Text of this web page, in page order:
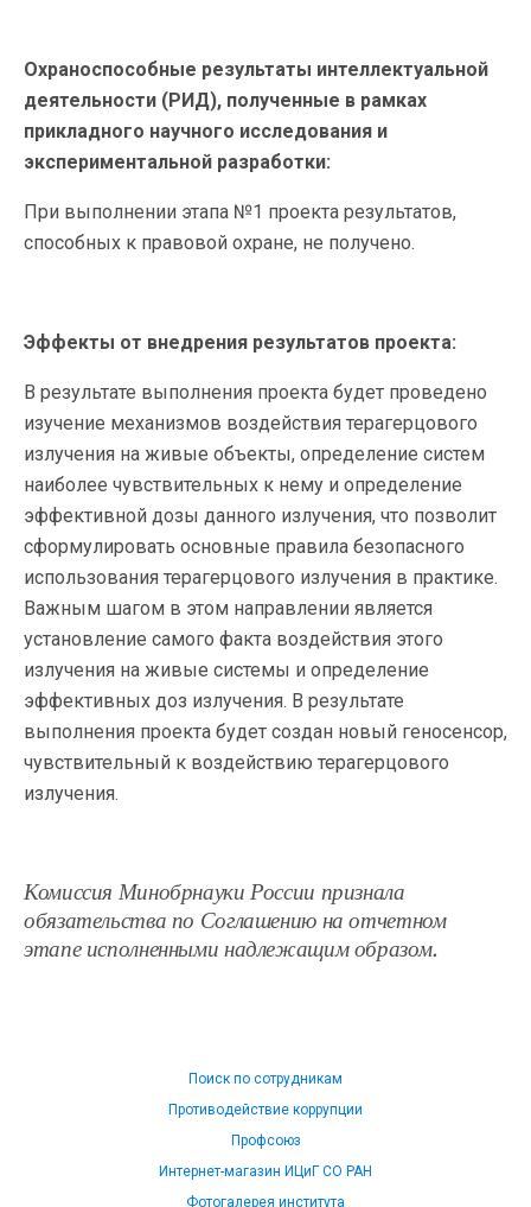
Охраноспособные результаты интеллектуальной
деятельности (РИД), полученные в рамках
прикладного научного исследования и
экспериментальной разработки:
При выполнении этапа №1 проекта результатов,
способных к правовой охране, не получено.
Эффекты от внедрения результатов проекта:
В результате выполнения проекта будет проведено
изучение механизмов воздействия терагерцового
излучения на живые объекты, определение систем
наиболее чувствительных к нему и определение
эффективной дозы данного излучения, что позволит
сформулировать основные правила безопасного
использования терагерцового излучения в практике.
Важным шагом в этом направлении является
установление самого факта воздействия этого
излучения на живые системы и определение
эффективных доз излучения. В результате
выполнения проекта будет создан новый геносенсор,
чувствительный к воздействию терагерцового
излучения.
Комиссия Минобрнауки России признала
обязательства по Соглашению на отчетном
этапе исполненными надлежащим образом.
Поиск по сотрудникам
Противодействие коррупции
Профсоюз
Интернет-магазин ИЦиГ СО РАН
Фотогалерея института